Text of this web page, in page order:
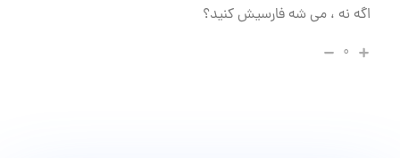
اگه نه ، می شه فارسیش کنید؟
۰